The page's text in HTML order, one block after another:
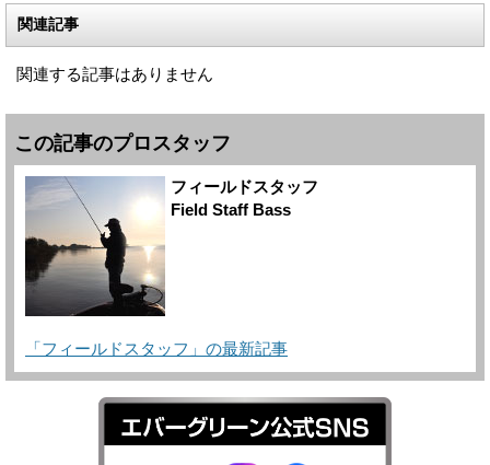
関連記事
関連する記事はありません
この記事のプロスタッフ
フィールドスタッフ
Field Staff Bass
「フィールドスタッフ」の最新記事